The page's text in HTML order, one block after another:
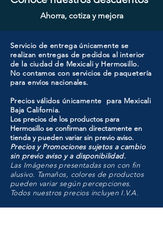
Ahorra, cotiza y mejora
Servicio de entrega únicamente se
realizan entregas de pedidos al interior
de la ciudad de Mexicali y Hermosillo.
No contamos con servicios de paquetería
para envíos nacionales.
Precios válidos únicamente para Mexicali
Baja California.
Los precios de los productos para
Hermosillo se confirman directamente en
tienda y pueden variar sin previo aviso.
Precios y Promociones sujetos a cambio
sin previo aviso y a disponibilidad.
Las Imágenes presentadas son con fin
alusivo. Tamaños, colores de productos
pueden variar según percepciones.
Todos nuestros precios incluyen I.V.A.